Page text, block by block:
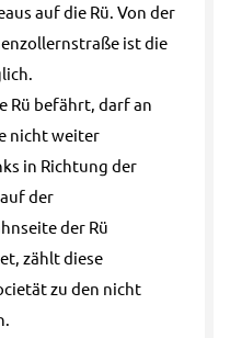
auf die Rü. Von der
ist die
Rü befährt, darf an
nicht weiter
in Richtung der
der
der Rü
zählt diese
zu den nicht